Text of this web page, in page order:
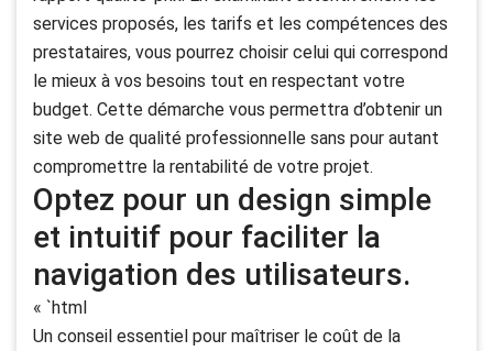
services proposés, les tarifs et les compétences des
prestataires, vous pourrez choisir celui qui correspond
le mieux à vos besoins tout en respectant votre
budget. Cette démarche vous permettra d’obtenir un
site web de qualité professionnelle sans pour autant
compromettre la rentabilité de votre projet.
Optez pour un design simple
et intuitif pour faciliter la
navigation des utilisateurs.
« `html
Un conseil essentiel pour maîtriser le coût de la